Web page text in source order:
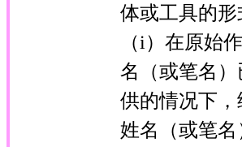
体或工具的形
（i）在原始
名（或笔名）
供的情况下，
姓名（或笔